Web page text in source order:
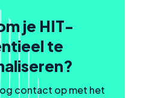
je HIT-
te
contact op met het